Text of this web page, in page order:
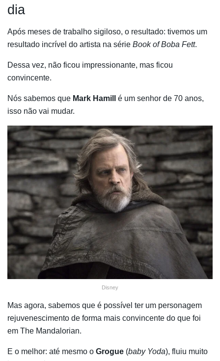
dia
Após meses de trabalho sigiloso, o resultado: tivemos um
resultado incrível do artista na série Book of Boba Fett.
Dessa vez, não ficou impressionante, mas ficou
convincente.
Nós sabemos que Mark Hamill
é um senhor de 70 anos,
isso não vai mudar.
Disney
Mas agora, sabemos que é possível ter um personagem
rejuvenescimento de forma mais convincente do que foi
em The Mandalorian.
E o melhor: até mesmo o Grogue (baby Yoda), fluiu muito